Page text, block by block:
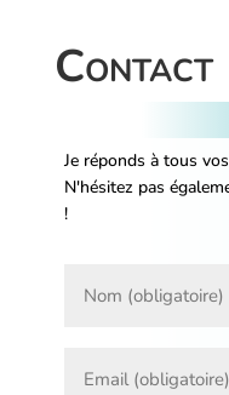
Contact
Je réponds à tous
N'hésitez pas
!